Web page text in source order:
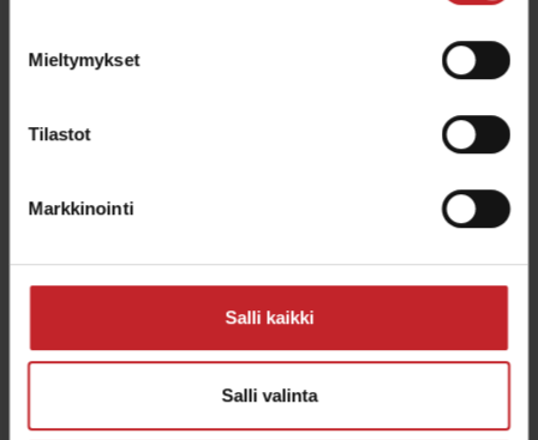
Mieltymykset
Tilastot
Markkinointi
Salli kaikki
Salli valinta